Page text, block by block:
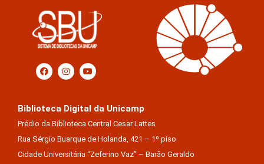
Biblioteca Digital da Unicamp
Prédio da Biblioteca Central Cesar Lattes
Rua Sérgio Buarque de Holanda, 421 – 1º piso
Cidade Universitária “Zeferino Vaz” – Barão Geraldo